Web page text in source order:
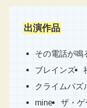
出演作品
その電話が
ブレインズ
クライムパ
mine ザ・